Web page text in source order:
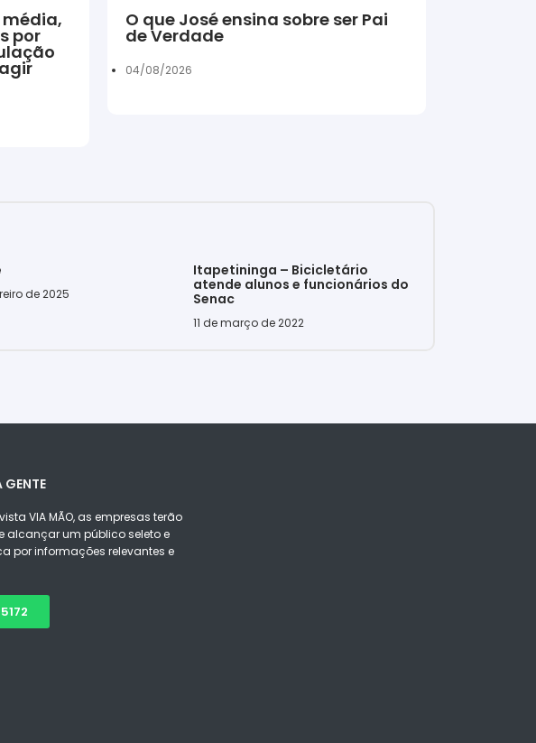
por
O que José ensina sobre ser Pai
de Verdade
04/08/2026
de 2025
Itapetininga – Bicicletário
atende alunos e funcionários do
Senac
11 de março de 2022
VIA MÃO, as empresas terão
alcançar um público seleto e
por informações relevantes e